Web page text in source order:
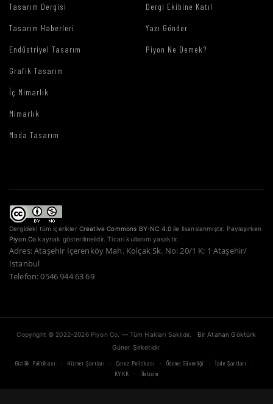
Tasarım Dergisi
Tasarım Haberleri
Endüstriyel Tasarım
Grafik Tasarım
İç Mimarlık
Mimarlık
Moda Tasarım
Dergi Ekibine Katıl
Yazı Gönder
Piyon Ne Demek?
Dergideki tüm içerikler Creative Commons BY-NC 4.0 ile lisanslanmıştır. Paylaşırken
Piyon.Co kaynak gösterilmelidir. Ticari kullanım yasaktır.
Adres: Ataşehir İçerenköy Mah. Kolçak Sk. No: 20/1 K: 1 Ataşehir/
İstanbul
Telefon: 0546 944 63 69
Copyright © 2022–2026 Piyon Co. — Tüm Hakları Saklıdır.
Bir Atahan Göktürk
Güner Şirketidir.
Gizlilik Politikası · Hizmet Şartları · Çerez Politikası · Ödeme Güvenliği · İade Şartları ·
KVKK · İletişim